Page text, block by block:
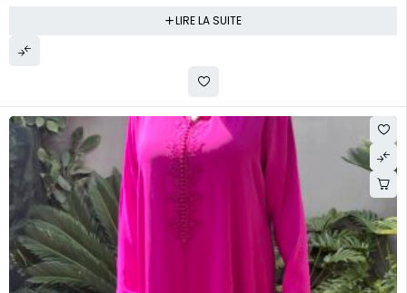
LIRE LA SUITE